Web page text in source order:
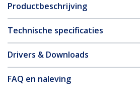
Productbeschrijving
Technische specificaties
Drivers & Downloads
FAQ en naleving